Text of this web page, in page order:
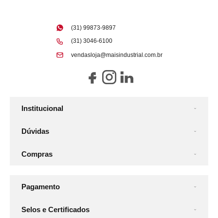
Institucional
Dúvidas
Compras
(31) 99873-9897
(31) 3046-6100
vendasloja@maisindustrial.com.br
Pagamento
Selos e Certificados